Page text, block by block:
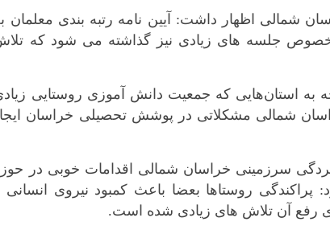
خراسان
خراسان
زنجان
سمنان
فارس
قزوین
شمالی اظهار داشت: آیین نامه رتبه بندی معلمان
جلسه های زیادی نیز گذاشته می شود که
استان‌هایی که جمعیت دانش آموزی روستایی
شمالی مشکلاتی در پوشش تحصیلی خراسان
سرزمینی خراسان شمالی اقدامات خوبی در
روستاها بعضا باعث کمبود نیروی انسانی
رفع آن تلاش های زیادی شده است.